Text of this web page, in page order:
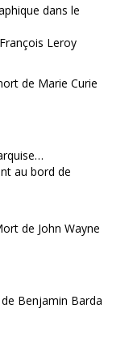
dans le
Leroy
de Marie Curie
au bord de
de John Wayne
Benjamin Barda